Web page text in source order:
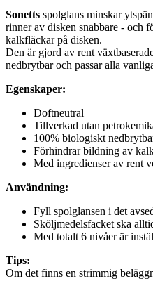
Sonetts spolglans minskar
rinner av disken snabbare - och
kalkfläckar på disken.
Den är gjord av rent
nedbrytbar och passar alla
Egenskaper:
Doftneutral
Tillverkad utan
100% biologiskt
Förhindrar bildning av
Med ingredienser av rent
Användning:
Fyll spolglansen i det
Sköljmedelsfacket ska
Med totalt 6 nivåer är
Tips:
Om det finns en strimmig